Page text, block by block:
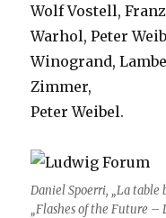
Wolf Vostell,
Warhol, Peter
Winogrand,
Zimmer,
Peter Weibel.
Daniel Spoerri, „La table
„Flashes of the Future –